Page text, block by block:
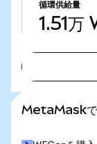
循環供給量
1.51万
MetaMaskで